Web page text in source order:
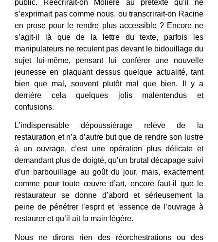
public. Réécrirait-on Molière au prétexte qu’il ne
s’exprimait pas comme nous, ou transcrirait-on Racine
en prose pour le rendre plus accessible ? Encore ne
s’agit-il là que de la lettre du texte, parfois les
manipulateurs ne reculent pas devant le bidouillage du
sujet lui-même, pensant lui conférer une nouvelle
jeunesse en plaquant dessus quelque actualité, tant
bien que mal, souvent plutôt mal que bien. Il y a
derrière cela quelques jolis malentendus et
confusions.
L’indispensable dépoussiérage relève de la
restauration et n’a d’autre but que de rendre son lustre
à un ouvrage, c’est une opération plus délicate et
demandant plus de doigté, qu’un brutal décapage suivi
d’un barbouillage au goût du jour, mais, exactement
comme pour toute œuvre d’art, encore faut-il que le
restaurateur se donne d’abord et sérieusement la
peine de pénétrer l’esprit et ‘essence de l’ouvrage à
restaurer et qu’il ait la main légère.
Nous ne dirons rien des réorchestrations ou des